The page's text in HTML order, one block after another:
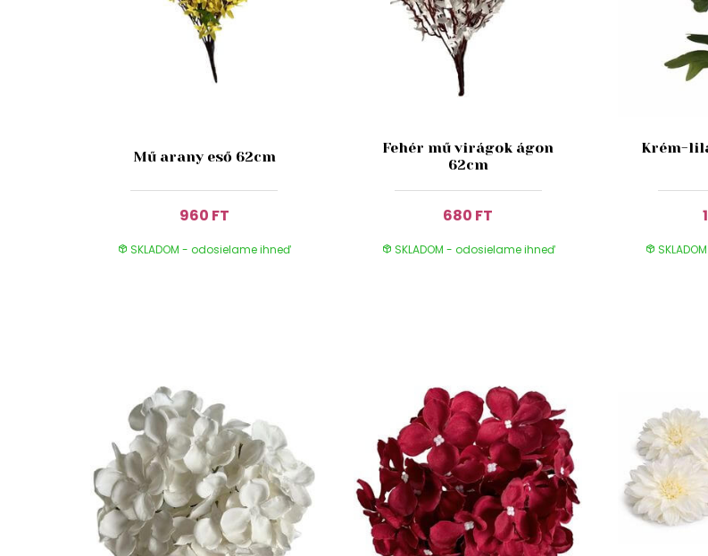
Mű arany eső 62cm
960 FT
SKLADOM - odosielame ihneď
Fehér mű virágok ágon
62cm
680 FT
SKLADOM - odosielame ihneď
Krém-